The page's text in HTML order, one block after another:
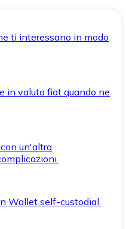
ti interessano in modo
in valuta fiat quando ne
un'altra
Wallet self-custodial.